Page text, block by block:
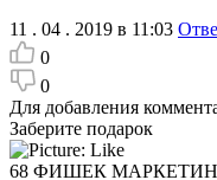
11 . 04 . 2019 в 11:03
0
0
Для добавления
Заберите подарок
68 ФИШЕК